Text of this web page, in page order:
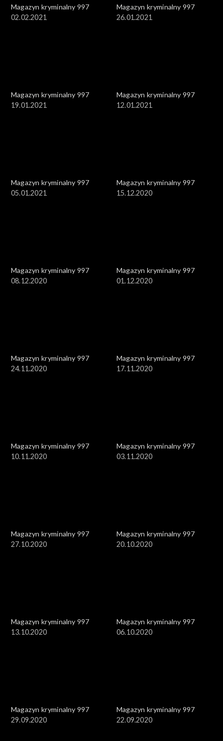
Magazyn kryminalny 997
02.02.2021
Magazyn kryminalny 997
26.01.2021
Magazyn kryminalny 997
19.01.2021
Magazyn kryminalny 997
12.01.2021
Magazyn kryminalny 997
05.01.2021
Magazyn kryminalny 997
15.12.2020
Magazyn kryminalny 997
08.12.2020
Magazyn kryminalny 997
01.12.2020
Magazyn kryminalny 997
24.11.2020
Magazyn kryminalny 997
17.11.2020
Magazyn kryminalny 997
10.11.2020
Magazyn kryminalny 997
03.11.2020
Magazyn kryminalny 997
27.10.2020
Magazyn kryminalny 997
20.10.2020
Magazyn kryminalny 997
13.10.2020
Magazyn kryminalny 997
06.10.2020
Magazyn kryminalny 997
29.09.2020
Magazyn kryminalny 997
22.09.2020